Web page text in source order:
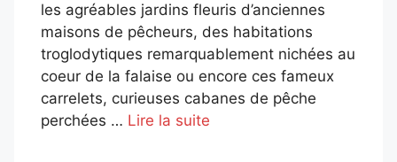
les agréables jardins fleuris d’anciennes
maisons de pêcheurs, des habitations
troglodytiques remarquablement nichées au
coeur de la falaise ou encore ces fameux
carrelets, curieuses cabanes de pêche
perchées … Lire la suite